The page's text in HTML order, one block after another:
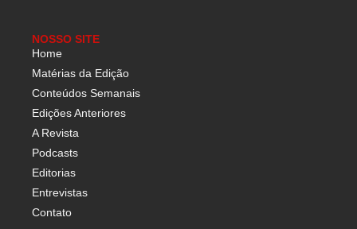
NOSSO SITE
Home
Matérias da Edição
Conteúdos Semanais
Edições Anteriores
A Revista
Podcasts
Editorias
Entrevistas
Contato